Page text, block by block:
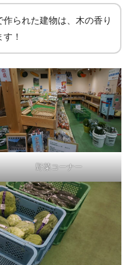
られた建物は、木の香り
！
野菜コーナー